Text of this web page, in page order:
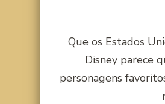
Que os Estados
Disney parece
personagens